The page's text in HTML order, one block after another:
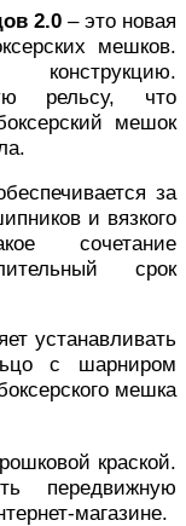
2.0 – это новая
мешков.
рельсу, что
мешок
за
и вязкого
сочетание
срок
устанавливать
с шарниром
мешка
краской.
передвижную
магазине.